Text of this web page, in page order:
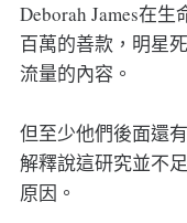
Deborah James在
百萬的善款，明星
流量的內容。
但至少他們後面還
解釋說這研究並不
原因。